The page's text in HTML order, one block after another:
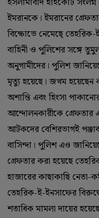
ইমরানকে। ইমরানের
বিক্ষোভে নেমেছে্ তেহরিক-
বাহিনী ও পুলিশের সঙ্গে
অনুগামীদের। পুলিশ
মৃত্যু হয়েছে। জখম হয়েছেন
অশান্তি এবং হিংসা
আন্দোলনকারীকে
আটকদের বেশিরভাগই
বাসিন্দা। পুলিশ এও
গ্রেফতার করা হয়েছে
হাজারের কাছাকাছি নেতা-
তেহরিক-ই-ইনসাফের
শতাধিক মামলা দায়ের